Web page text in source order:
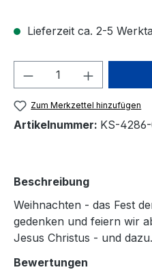
Lieferzeit ca. 2-5
Produkt Anzahl:
Zum Merkzettel hinzufügen
Artikelnummer: KS-
Beschreibung
Weihnachten - das Fest
gedenken und feiern wir
Jesus Christus - und
Bewertungen